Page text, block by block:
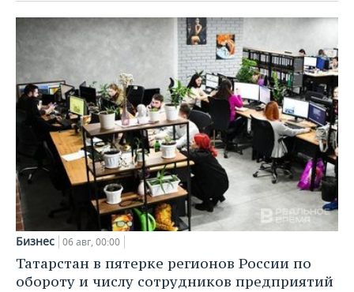
Бизнес 06 авг, 00:00
Татарстан в пятерке регионов России по
обороту и числу сотрудников предприятий